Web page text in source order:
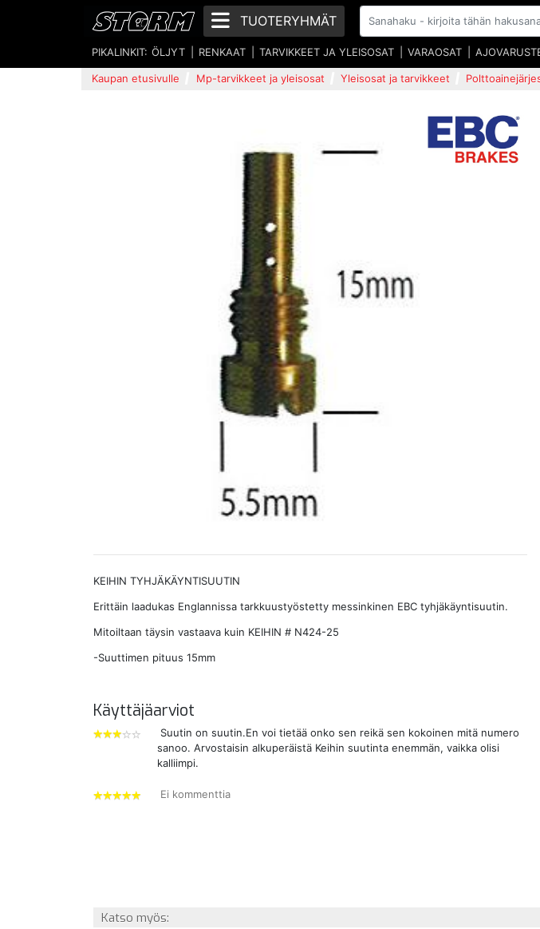
TUOTERYHMÄT
PIKALINKIT: ÖLJYT RENKAAT TARVIKKEET JA YLEISOSAT VARAOSAT
Kaupan etusivulle Mp-tarvikkeet ja yleisosat Yleisosat ja tarvikkeet
KEIHIN TYHJÄKÄYNTISUUTIN
Erittäin laadukas Englannissa tarkkuustyöstetty messinkinen EBC tyhjäkäyntisuutin.
Mitoiltaan täysin vastaava kuin KEIHIN # N424-25
-Suuttimen pituus 15mm
Käyttäjäarviot
Suutin on suutin.En voi tietää onko sen reikä sen kokoinen mitä numero
sanoo. Arvostaisin alkuperäistä Keihin suutinta enemmän, vaikka olisi
kalliimpi.
Ei kommenttia
Katso myös: